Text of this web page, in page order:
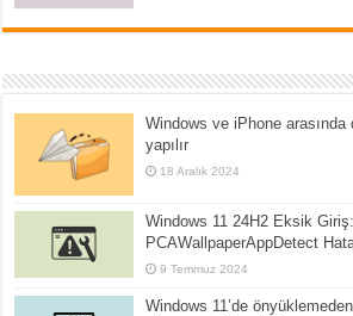
Windows ve iPhone arasında
yapılır
18 Aralık 2024
Windows 11 24H2 Eksik Giriş:
PCAWallpaperAppDetect
9 Temmuz 2024
Windows 11’de